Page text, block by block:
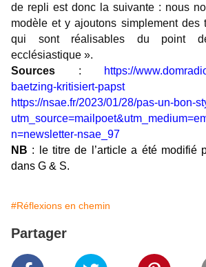
de repli est donc la suivante : nous
modèle et y ajoutons simplement des
qui sont réalisables du point
ecclésiastique ».
Sources :
https://
baetzing-kritisiert-papst
https://nsae.fr/2023/01/28/pas-un-bon-
n=newsletter-nsae_97
NB : le titre de l’article a été modifié
dans G & S.
#Réflexions en chemin
Partager